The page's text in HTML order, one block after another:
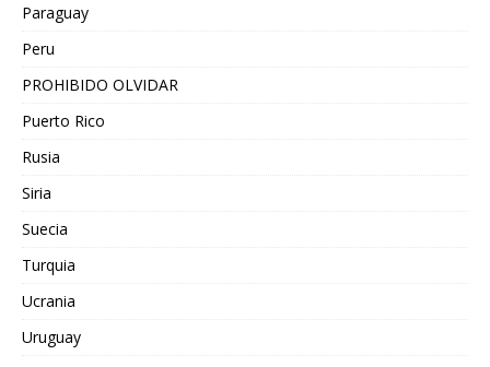
Paraguay
Peru
PROHIBIDO OLVIDAR
Puerto Rico
Rusia
Siria
Suecia
Turquia
Ucrania
Uruguay